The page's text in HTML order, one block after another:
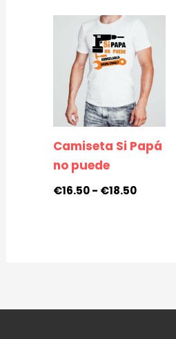
Camiseta Si Papá
no puede
€16.50- €18.50
Rango
precios:
desde
€16.50
hasta
€18.50